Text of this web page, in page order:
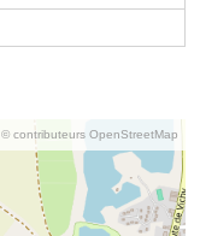
© contributeurs OpenStreetMap